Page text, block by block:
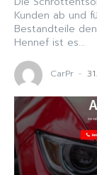
Kunden ab und
Bestandteile den
Hennef ist es...
CarPr -